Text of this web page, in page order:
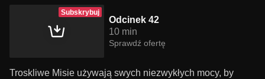
Subskrybuj
Odcinek 42
10 min
Sprawdź ofertę
Troskliwe Misie używają swych niezwykłych mocy, by